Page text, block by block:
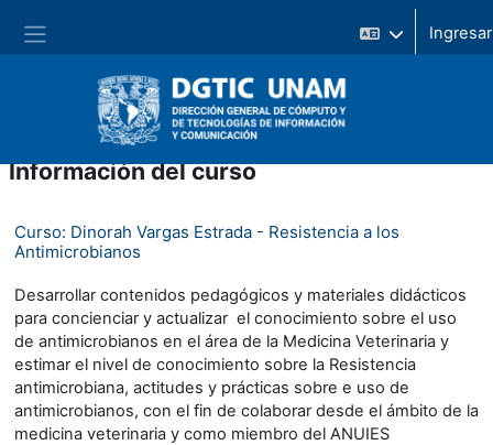
Pánel lateral
Información del curso
Curso: Dinorah Vargas Estrada - Resistencia a los
Antimicrobianos
Desarrollar contenidos pedagógicos y materiales didácticos
para concienciar y actualizar el conocimiento sobre el uso
de antimicrobianos en el área de la Medicina Veterinaria y
estimar el nivel de conocimiento sobre la Resistencia
antimicrobiana, actitudes y prácticas sobre e uso de
antimicrobianos, con el fin de colaborar desde el ámbito de la
medicina veterinaria y como miembro del ANUIES